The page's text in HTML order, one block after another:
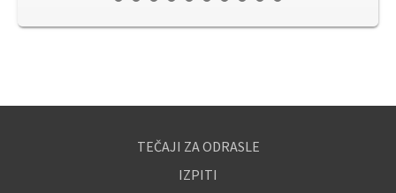
TEČAJI ZA ODRASLE
IZPITI